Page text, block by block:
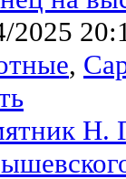
2025
,